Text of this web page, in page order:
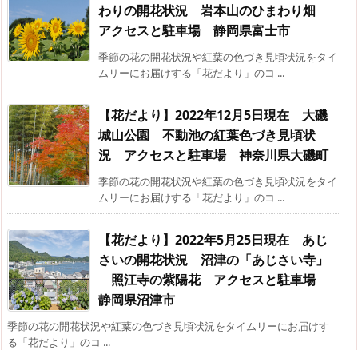
わりの開花状況 岩本山のひまわり畑
アクセスと駐車場 静岡県富士市
季節の花の開花状況や紅葉の色づき見頃状況をタイ
ムリーにお届けする「花だより」のコ ...
【花だより】2022年12月5日現在 大磯
城山公園 不動池の紅葉色づき見頃状
況 アクセスと駐車場 神奈川県大磯町
季節の花の開花状況や紅葉の色づき見頃状況をタイ
ムリーにお届けする「花だより」のコ ...
【花だより】2022年5月25日現在 あじ
さいの開花状況 沼津の「あじさい寺」
照江寺の紫陽花 アクセスと駐車場
静岡県沼津市
季節の花の開花状況や紅葉の色づき見頃状況をタイムリーにお届けす
る「花だより」のコ ...